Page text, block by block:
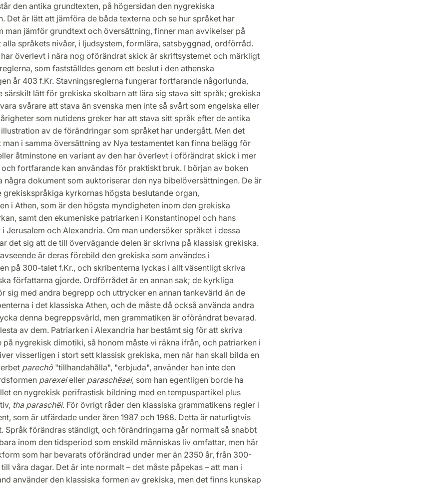
den antika grundtexten, på högersidan den nygrekiska
Det är lätt att jämföra de båda texterna och se hur språket har
man jämför grundtext och översättning, finner man avvikelser på
språkets nivåer, i ljudsystem, formlära, satsbyggnad, ordförråd.
överlevt i nära nog oförändrat skick är skriftsystemet och märkligt
som fastställdes genom ett beslut i den athenska
år 403 f.Kr. Stavningsreglerna fungerar fortfarande någorlunda,
särskilt lätt för grekiska skolbarn att lära sig stava sitt språk; grekiska
svårare att stava än svenska men inte så svårt som engelska eller
som nutidens greker har att stava sitt språk efter de antika
av de förändringar som språket har undergått. Men det
man i samma översättning av Nya testamentet kan finna belägg för
åtminstone en variant av den har överlevt i oförändrat skick i mer
och fortfarande kan användas för praktiskt bruk. I början av boken
några dokument som auktoriserar den nya bibelöversättningen. De är
grekiskspråkiga kyrkornas högsta beslutande organ,
i Athen, som är den högsta myndigheten inom den grekiska
samt den ekumeniske patriarken i Konstantinopel och hans
Jerusalem och Alexandria. Om man undersöker språket i dessa
det sig att de till övervägande delen är skrivna på klassisk grekiska.
är deras förebild den grekiska som användes i
på 300-talet f.Kr., och skribenterna lyckas i allt väsentligt skriva
författarna gjorde. Ordförrådet är en annan sak; de kyrkliga
sig med andra begrepp och uttrycker en annan tankevärld än de
i det klassiska Athen, och de måste då också använda andra
denna begreppsvärld, men grammatiken är oförändrat bevarad.
av dem. Patriarken i Alexandria har bestämt sig för att skriva
på nygrekisk dimotiki, så honom måste vi räkna ifrån, och patriarken i
visserligen i stort sett klassisk grekiska, men när han skall bilda en
parechô"tillhandahålla", "erbjuda", använder han inte den
parexeieller paraschêsei, som han egentligen borde ha
en nygrekisk perifrastisk bildning med en tempuspartikel plus
tha paraschêi. För övrigt råder den klassiska grammatikens regler i
som är utfärdade under åren 1987 och 1988. Detta är naturligtvis
Språk förändras ständigt, och förändringarna går normalt så snabbt
inom den tidsperiod som enskild människas liv omfattar, men här
som har bevarats oförändrad under mer än 2350 år, från 300-
våra dagar. Det är inte normalt – det måste påpekas – att man i
använder den klassiska formen av grekiska, men det finns kunskap